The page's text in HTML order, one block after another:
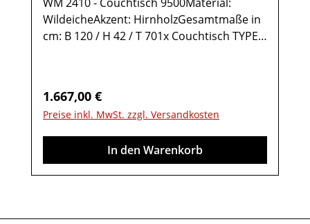
WildeicheAkzent: HirnholzGesamtmaße in
cm: B 120 / H 42 / T 701x Couchtisch TYPE
vormontiert (Restmontage kann
erforderlich sein).Farben können auf
verschiedenen Bildschirmen abweichen.
Deko oder andere Beimöbel sind nicht
enthalten. Abbildung kann abweichen.
Regulärer Preis:
1.667,00 €
Preise inkl. MwSt. zzgl. Versandkosten
In den Warenkorb